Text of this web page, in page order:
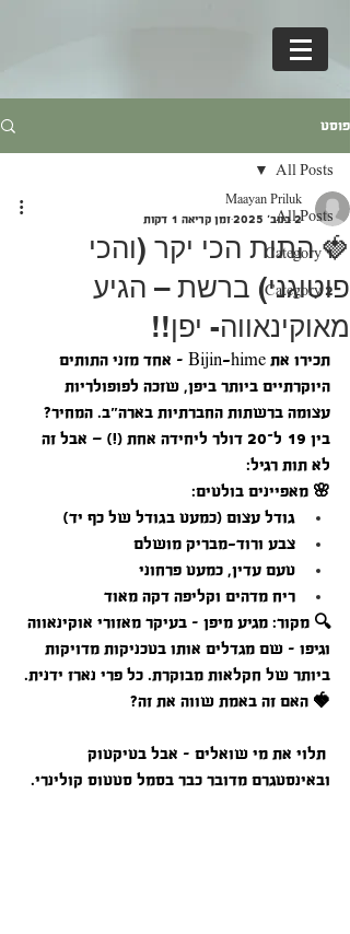
פוסט
All Posts
Category 1
Category 2
All Posts
🍓 התות הכי יקר (והכי
פוטוגני) ברשת – הגיע
מאוקינאווה- יפן!!
Maayan Priluk
2 בנוב׳ 2025
זמן קריאה 1 דקות
תכירו את Bijin-hime – אחד מזני התותים
היוקרתיים ביותר ביפן, שזכה לפופולריות
עצומה ברשתות החברתיות בארה״ב. המחיר?
בין 19 ל־20 דולר ליחידה אחת (!) — אבל זה
לא תות רגיל:
🌸 מאפיינים בולטים:
גודל עצום (כמעט בגודל של כף יד)
צבע ורוד-מבריק מושלם
טעם עדין, כמעט פרחוני
ריח מדהים וקליפה דקה מאוד
🔍 מקור: מגיע מיפן – בעיקר מאזורי אוקינאווה
וגיפו – שם מגדלים אותו בטכניקות מדויקות
ביותר של חקלאות מבוקרת. כל פרי נארז ידנית.
🍓 האם זה באמת שווה את זה?
תלוי את מי שואלים – אבל בטיקטוק
ובאינסטגרם מדובר כבר בסמל סטטוס קולינרי.